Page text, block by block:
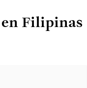
en Filipinas